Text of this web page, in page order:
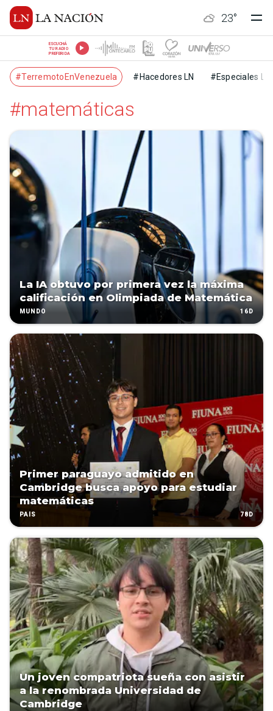
23°
ESCUCHÁ
TU RADIO
PREFERIDA
#TerremotoEnVenezuela #Hacedores LN #Especiales LN
#matemáticas
La IA obtuvo por primera vez la máxima
calificación en Olimpiada de Matemática
MUNDO 16D
Primer paraguayo admitido en
Cambridge busca apoyo para estudiar
matemáticas
PAÍS 78D
Un joven compatriota sueña con asistir
a la renombrada Universidad de
Cambridge